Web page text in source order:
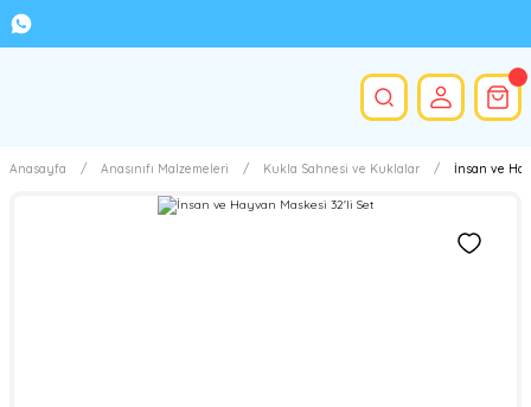
Anasayfa Anasınıfı Malzemeleri Kukla Sahnesi ve Kuklalar İnsan ve